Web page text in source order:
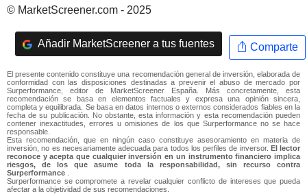
© MarketScreener.com - 2025
Añadir MarketScreener a tus fuentes Comparte
El presente contenido constituye una recomendación general de inversión, elaborada de
conformidad con las disposiciones destinadas a prevenir el abuso de mercado por
Surperformance, editor de MarketScreener España. Más concretamente, esta
recomendación se basa en elementos factuales y expresa una opinión sincera,
completa y equilibrada. Se basa en datos internos o externos considerados fiables en la
fecha de su publicación. No obstante, esta información y esta recomendación pueden
contener inexactitudes, errores u omisiones de los que Surperformance no se hace
responsable.
Esta recomendación, que en ningún caso constituye asesoramiento en materia de
inversión, no es necesariamente adecuada para todos los perfiles de inversor. El lector
reconoce y acepta que cualquier inversión en un instrumento financiero implica
riesgos, de los que asume toda la responsabilidad, sin recurso contra
Surperformance
Surperformance se compromete a revelar cualquier conflicto de intereses que pueda
afectar a la objetividad de sus recomendaciones.